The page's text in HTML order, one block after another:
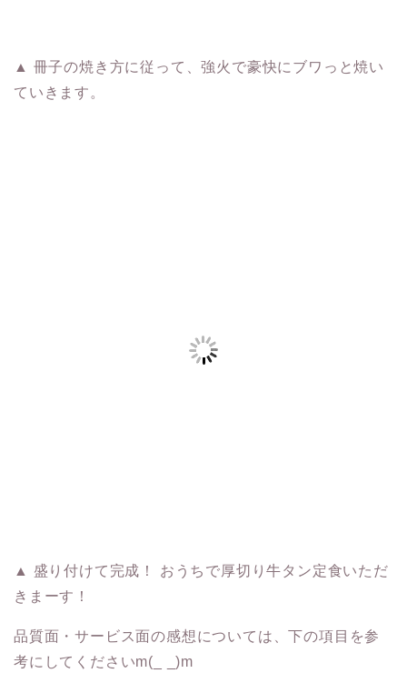
▲ 冊子の焼き方に従って、強火で豪快にブワっと焼い
ていきます。
▲ 盛り付けて完成！ おうちで厚切り牛タン定食いただ
きまーす！
品質面・サービス面の感想については、下の項目を参
考にしてくださいm(_ _)m